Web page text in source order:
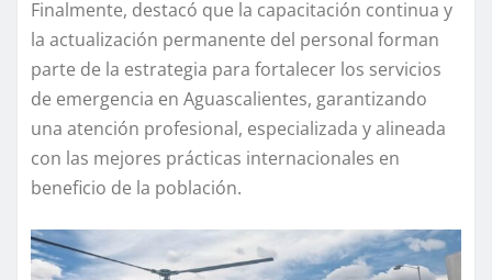
Finalmente, destacó que la capacitación continua y
la actualización permanente del personal forman
parte de la estrategia para fortalecer los servicios
de emergencia en Aguascalientes, garantizando
una atención profesional, especializada y alineada
con las mejores prácticas internacionales en
beneficio de la población.